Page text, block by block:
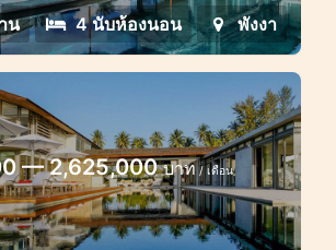
น 4 นับห้องนอน พังงา
villa sea view Phang
5 bedroom villa sea
Nga
— 2,625,000บาท/ เดือน